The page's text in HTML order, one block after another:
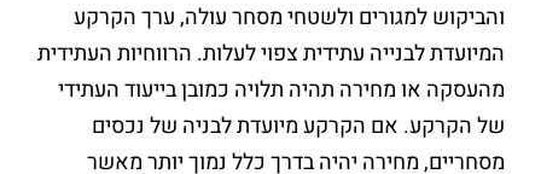
והביקוש למגורים ולשטחי מסחר עולה, ערך הקרקע
המיועדת לבנייה עתידית צפוי לעלות. הרווחיות העתידית
מהעסקה או מחירה תהיה תלויה כמובן בייעוד העתידי
של הקרקע. אם הקרקע מיועדת לבניה של נכסים
מסחריים, מחירה יהיה בדרך כלל נמוך יותר מאשר